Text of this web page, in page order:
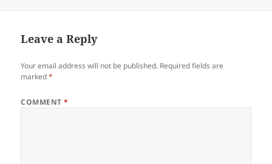
Leave a Reply
Your email address will not be published. Required fields are
marked*
COMMENT*